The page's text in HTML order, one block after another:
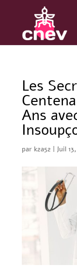
Les
Ans
par k2a52 | Juil